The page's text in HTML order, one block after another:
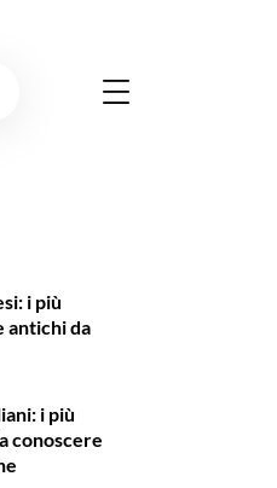
i più
antichi da
i più
conoscere